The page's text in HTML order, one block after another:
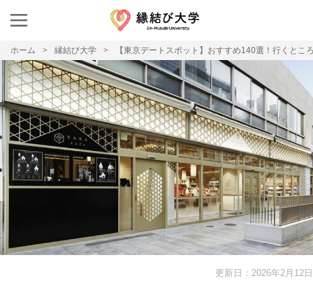
ホーム 縁結び大学 【東京デートスポット】おすすめ140選！行くと
更新日：2026年2月12日